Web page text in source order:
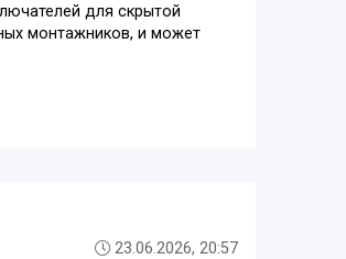
для скрытой
монтажников, и может
23.06.2026, 20:57